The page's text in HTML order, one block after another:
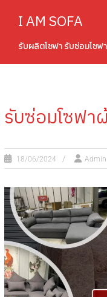
I AM SOFA
รับผลิตโซฟา รับซ่อมโซฟ
รับซ่อมโซฟา
18/06/2024 Admin